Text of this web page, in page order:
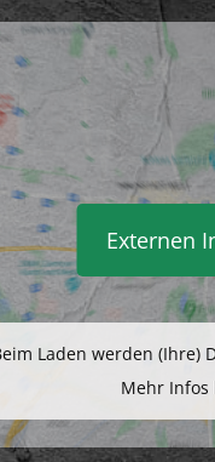
Externen
Laden werden (Ihre)
Mehr Infos